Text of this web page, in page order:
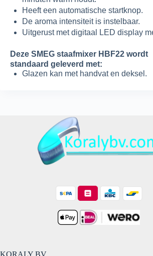
Heeft een automatische startknop.
De aroma intensiteit is instelbaar.
Uitgerust met digitaal LED display
Deze SMEG staafmixer HBF22 wordt
standaard geleverd met:
Glazen kan met handvat en deksel.
KORALY BV